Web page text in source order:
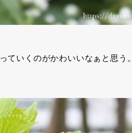
ていくのがかわいいなぁと思う。